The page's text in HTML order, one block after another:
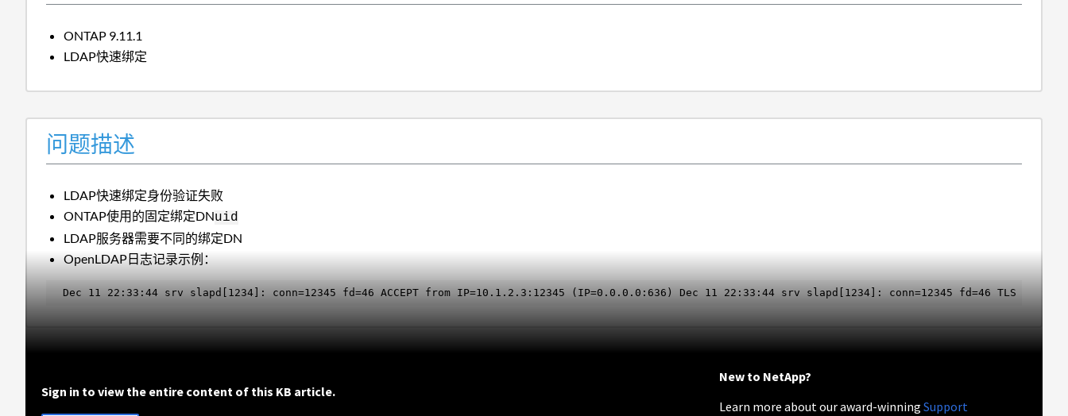
ONTAP 9.11.1
LDAP快速绑定
问题描述
LDAP快速绑定身份验证失败
ONTAP使用的固定绑定DNuid
LDAP服务器需要不同的绑定DN
OpenLDAP日志记录示例：
Dec 11 22:33:44 srv slapd[1234]: conn=12345 fd=46 ACCEPT from IP=10.1.2.3:12345 (IP=0.0.0.0:636) Dec 11 22:33:44 srv slapd[1234]: conn=12345 fd=46 TLS
Sign in to view the entire content of this KB article.
New to NetApp?
Learn more about our award-winningSupport